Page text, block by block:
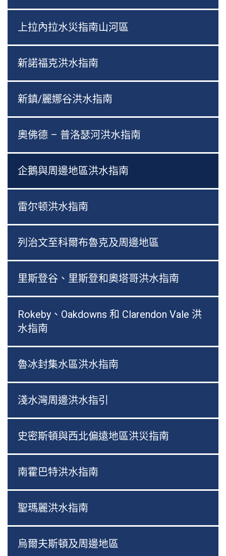
上拉內拉水災指南山河區
新諾福克洪水指南
新鎮/麗娜谷洪水指南
奧佛德 – 普洛瑟河洪水指南
企鵝與周邊地區洪水指南
雷尔顿洪水指南
列治文至科爾布魯克及周邊地區
里斯登谷、里斯登和奧塔哥洪水指南
Rokeby、Oakdowns 和 Clarendon Vale 洪
水指南
魯冰封集水區洪水指南
淺水灣周邊洪水指引
史密斯頓與西北偏遠地區洪災指南
南霍巴特洪水指南
聖瑪麗洪水指南
烏爾夫斯頓及周邊地區